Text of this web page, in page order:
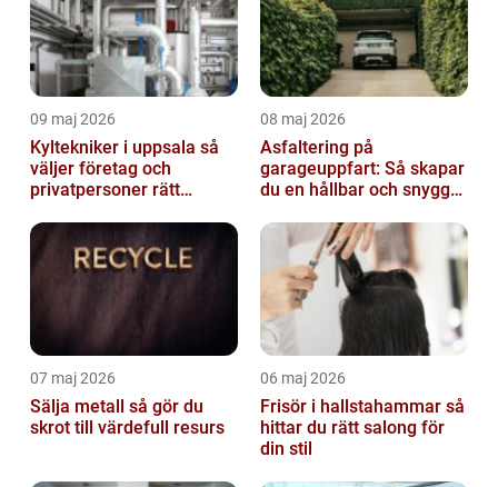
09 maj 2026
Kyltekniker i uppsala så
väljer företag och
privatpersoner rätt
08 maj 2026
Asfaltering på
garageuppfart: Så skapar
du en hållbar och snygg
07 maj 2026
Sälja metall så gör du
skrot till värdefull resurs
06 maj 2026
Frisör i hallstahammar så
hittar du rätt salong för
din stil